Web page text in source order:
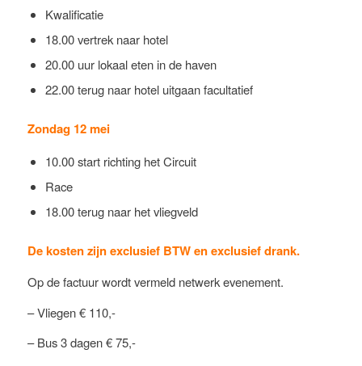
Kwalificatie
18.00 vertrek naar hotel
20.00 uur lokaal eten in de haven
22.00 terug naar hotel uitgaan facultatief
Zondag 12 mei
10.00 start richting het Circuit
Race
18.00 terug naar het vliegveld
De kosten zijn exclusief BTW en exclusief drank.
Op de factuur wordt vermeld netwerk evenement.
– Vliegen € 110,-
– Bus 3 dagen € 75,-